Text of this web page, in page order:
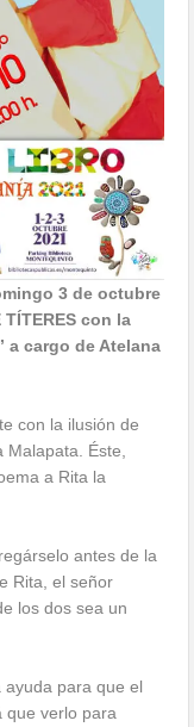
3 de octubre
TÍTERES con la
a cargo de Atelana
con la ilusión de
Éste,
a Rita la
antes de la
Rita, el señor
los dos sea un
ayuda para que el
que verlo para